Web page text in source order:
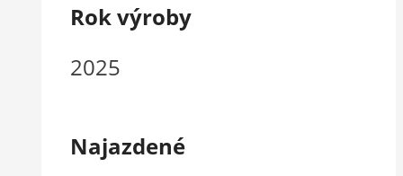
Rok výroby
2025
Najazdené